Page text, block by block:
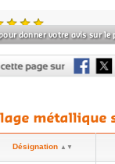
corrects et livraison rapide.
Désignation ▲▼